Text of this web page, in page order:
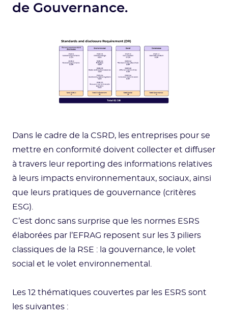
de Gouvernance.
Dans le cadre de la CSRD, les entreprises pour se
mettre en conformité doivent collecter et diffuser
à travers leur reporting des informations relatives
à leurs impacts environnementaux, sociaux, ainsi
que leurs pratiques de gouvernance (critères
ESG).
C’est donc sans surprise que les normes ESRS
élaborées par l’EFRAG reposent sur les 3 piliers
classiques de la RSE : la gouvernance, le volet
social et le volet environnemental.
Les 12 thématiques couvertes par les ESRS sont
les suivantes :